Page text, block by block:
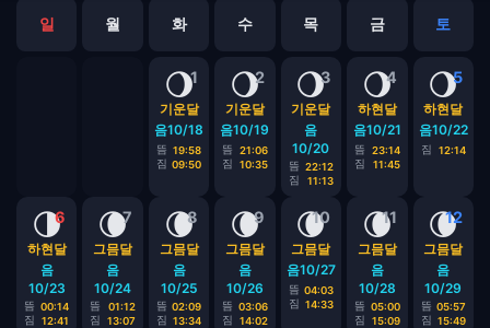
일 월 화 수 목 금 토
1
🌖
기운달
음10/18
뜸 19:58
짐 09:50
2
🌖
기운달
음10/19
뜸
21:06
짐
10:35
3
🌖
기운달
음
10/20
뜸 22:12
짐
11:13
4
🌖
하현달
음10/21
뜸
23:14
짐
11:45
5
🌖
하현달
음10/22
짐 12:14
6
🌗
하현달
음
10/23
뜸 00:14
짐
12:41
7
🌘
그믐달
음
10/24
뜸
01:12
짐
13:07
8
🌘
그믐달
음
10/25
뜸 02:09
짐 13:34
9
🌘
그믐달
음
10/26
뜸 03:06
짐
14:02
10
🌘
그믐달
음10/27
뜸 04:03
짐 14:33
11
🌘
그믐달
음
10/28
뜸 05:00
짐
15:09
12
🌘
그믐달
음
10/29
뜸 05:57
짐 15:49